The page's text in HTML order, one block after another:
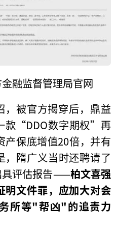
融监督管理局官网
，被官方揭穿后，鼎益
款“DDO数字期权”再
产保底增值20倍，并有
，隋广义当时还聘请了
具评估报告——柏文喜强
明文件罪，应加大对会
所等"帮凶"的追责力